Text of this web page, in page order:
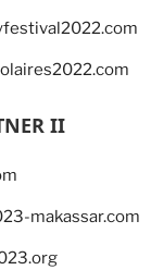
II
makassar.com